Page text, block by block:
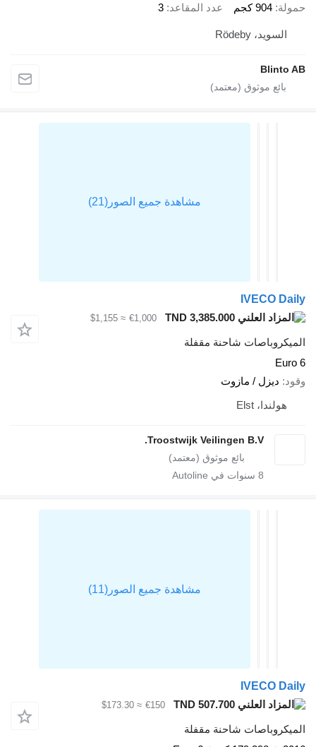
904 كجم عدد المقاعد 3
السويد، Rödeby
Blinto
IVECO
TND 3,385.000
€1,000
≈ $1,155
شاحنة مقفلة
ديزل / مازوت
هولندا، Elst
Troostwijk Veilingen B.V.
سنوات في Autoline
IVECO
TND 507.700
€150
≈ $173.30
شاحنة مقفلة